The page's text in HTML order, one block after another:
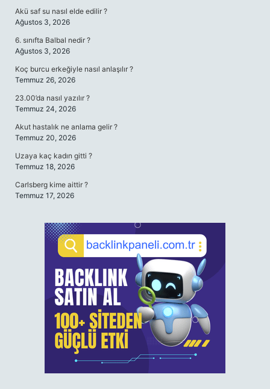
Akü saf su nasıl elde edilir ?
Ağustos 3, 2026
6. sınıfta Balbal nedir ?
Ağustos 3, 2026
Koç burcu erkeğiyle nasıl anlaşılır ?
Temmuz 26, 2026
23.00’da nasıl yazılır ?
Temmuz 24, 2026
Akut hastalık ne anlama gelir ?
Temmuz 20, 2026
Uzaya kaç kadın gitti ?
Temmuz 18, 2026
Carlsberg kime aittir ?
Temmuz 17, 2026